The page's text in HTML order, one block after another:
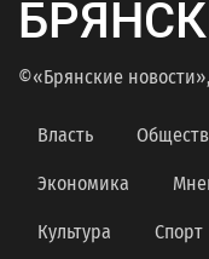
©«Брянские
Власть
Экономика
Культура Спорт